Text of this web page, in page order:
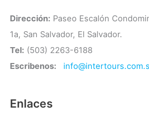
Dirección: Paseo Escalón
1a, San Salvador, El Salvador.
Tel: (503) 2263-6188
Escribenos:
Enlaces